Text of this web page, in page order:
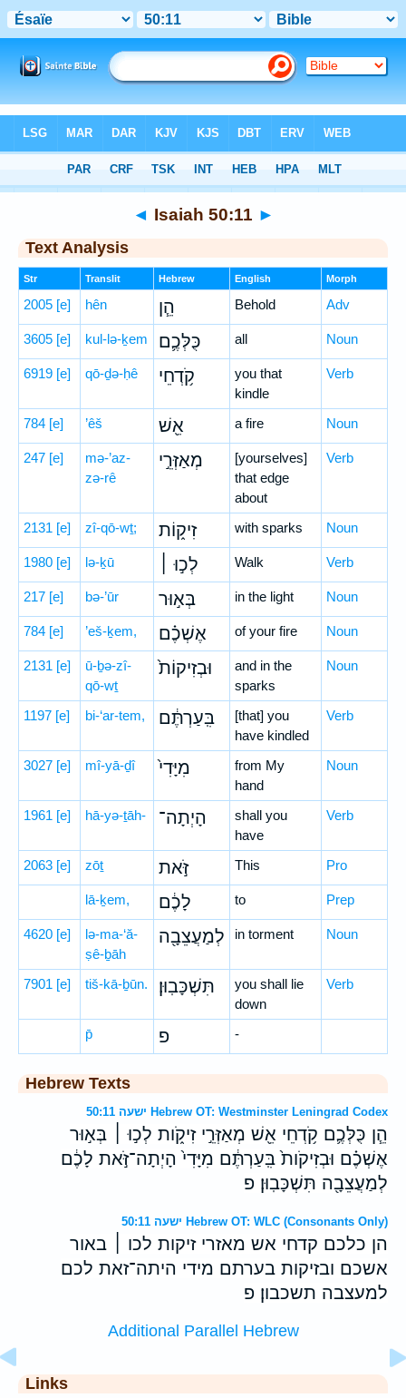
> Isaiah 50:11
◄ Isaiah 50:11 ►
Text Analysis
Str Translit Hebrew English Morph
2005 [e] hên הֵ֧ן Behold Adv
3605 [e] kul-lə-ḵem כֻּלְּכֶ֛ם all Noun
6919 [e] qō-ḏə-ḥê קֹ֥דְחֵי
you that
kindle
Verb
784 [e] ’êš אֵ֖שׁ a fire Noun
247 [e]
mə-’az-
zə-rê
מְאַזְּרֵ֣י
[yourselves]
that edge
about
Verb
2131 [e] zî-qō-wṯ; זִיק֑וֹת with sparks Noun
1980 [e] lə-ḵū לְכ֣וּ ׀ Walk Verb
217 [e] bə-’ūr בְּא֣וּר in the light Noun
784 [e] ’eš-ḵem, אֶשְׁכֶ֗ם of your fire Noun
2131 [e]
ū-ḇə-zî-
qō-wṯ
וּבְזִיקוֹת֙
and in the
sparks
Noun
1197 [e] bi-‘ar-tem, בִּֽעַרְתֶּ֔ם
[that] you
have kindled
Verb
3027 [e] mî-yā-ḏî מִיָּדִי֙
from My
hand
Noun
1961 [e] hā-yə-ṯāh- הָיְתָה־
shall you
have
Verb
2063 [e] zōṯ זֹּ֣את This Pro
lā-ḵem, לָכֶ֔ם to Prep
4620 [e]
lə-ma-‘ă-
ṣê-ḇāh
לְמַעֲצֵבָ֖ה in torment Noun
7901 [e] tiš-kā-ḇūn. תִּשְׁכָּבֽוּן׃
you shall lie
down
Verb
p̄ פ -
Hebrew Texts
ישעה 50:11 Hebrew OT: Westminster Leningrad Codex
הֵ֧ן כֻּלְּכֶ֛ם קֹ֥דְחֵי אֵ֖שׁ מְאַזְּרֵ֣י זִיקֹ֑ות לְכ֣וּ ׀ בְּא֣וּר
אֶשְׁכֶ֗ם וּבְזִיקֹות֙ בִּֽעַרְתֶּ֔ם מִיָּדִי֙ הָיְתָה־זֹּ֣את לָכֶ֔ם
לְמַעֲצֵבָ֖ה תִּשְׁכָּבֽוּן׃ פ
ישעה 50:11 Hebrew OT: WLC (Consonants Only)
הן כלכם קדחי אש מאזרי זיקות לכו ׀ באור
אשכם ובזיקות בערתם מידי היתה־זאת לכם
למעצבה תשכבון׃ פ
Additional Parallel Hebrew
Links